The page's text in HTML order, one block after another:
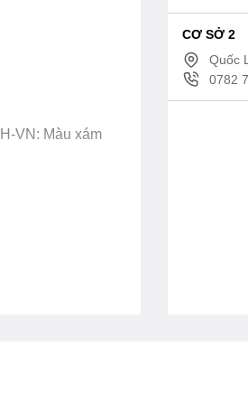
VN: Màu xám
CƠ SỞ 2
Quốc
0782